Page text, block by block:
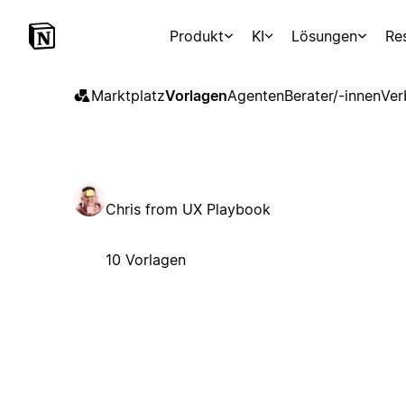
Produkt KI Lösungen
MarktplatzVorlagenAgentenBerater/-innen
Chris from UX Playbook
10 Vorlagen